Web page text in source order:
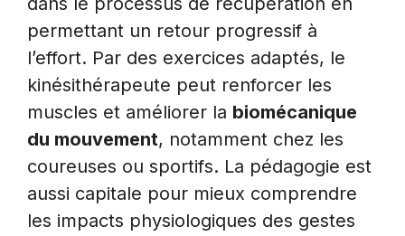
permettant un retour progressif à
l’effort. Par des exercices adaptés, le
kinésithérapeute peut renforcer les
muscles et améliorer la biomécanique
du mouvement, notamment chez les
coureuses ou sportifs. La pédagogie est
aussi capitale pour mieux comprendre
les impacts physiologiques des gestes